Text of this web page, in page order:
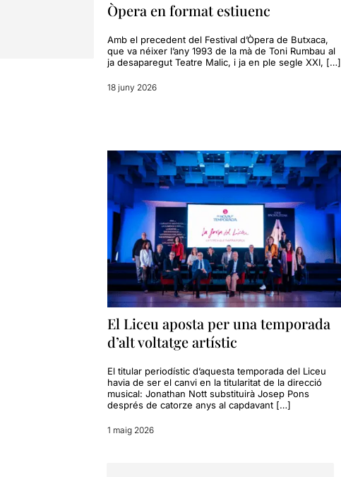
Òpera en format estiuenc
Amb el precedent del Festival d’Òpera de Butxaca,
que va néixer l’any 1993 de la mà de Toni Rumbau al
ja desaparegut Teatre Malic, i ja en ple segle XXI, […]
18 juny 2026
El Liceu aposta per una temporada
d’alt voltatge artístic
El titular periodístic d’aquesta temporada del Liceu
havia de ser el canvi en la titularitat de la direcció
musical: Jonathan Nott substituirà Josep Pons
després de catorze anys al capdavant […]
1 maig 2026